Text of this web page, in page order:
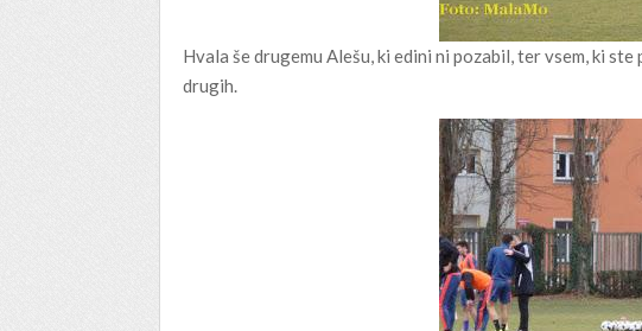
Hvala še drugemu Alešu, ki edini ni pozabil, ter vsem, ki
drugih.